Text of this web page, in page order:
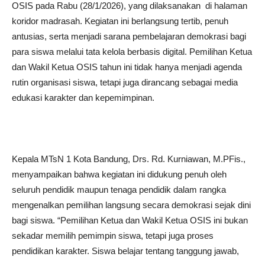
OSIS pada Rabu (28/1/2026), yang dilaksanakan di halaman
koridor madrasah. Kegiatan ini berlangsung tertib, penuh
antusias, serta menjadi sarana pembelajaran demokrasi bagi
para siswa melalui tata kelola berbasis digital. Pemilihan Ketua
dan Wakil Ketua OSIS tahun ini tidak hanya menjadi agenda
rutin organisasi siswa, tetapi juga dirancang sebagai media
edukasi karakter dan kepemimpinan.
Kepala MTsN 1 Kota Bandung, Drs. Rd. Kurniawan, M.PFis.,
menyampaikan bahwa kegiatan ini didukung penuh oleh
seluruh pendidik maupun tenaga pendidik dalam rangka
mengenalkan pemilihan langsung secara demokrasi sejak dini
bagi siswa. “Pemilihan Ketua dan Wakil Ketua OSIS ini bukan
sekadar memilih pemimpin siswa, tetapi juga proses
pendidikan karakter. Siswa belajar tentang tanggung jawab,